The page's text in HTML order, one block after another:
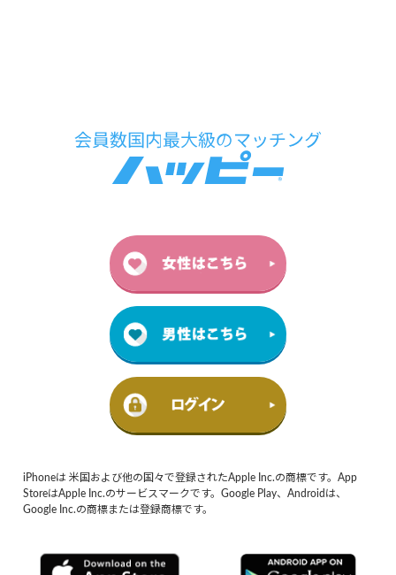
iPhoneは 米国および他の国々で登録されたApple Inc.の商標です。App
StoreはApple Inc.のサービスマークです。Google Play、Androidは、
Google Inc.の商標または登録商標です。